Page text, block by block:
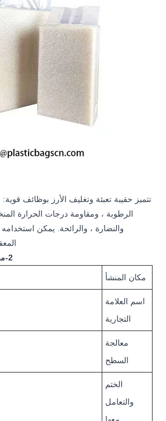
تتميز حقيبة تعبئة وتغليف الأرز بوظائف
الرطوبة ، ومقاومة درجات الحرارة
والنضارة ، والرائحة. يمكن استخدامه
2-معلمة المنتج (المواصفات)
مكان المنشأ
اسم العلامة
التجارية
معالجة
السطح
الختم
والتعامل